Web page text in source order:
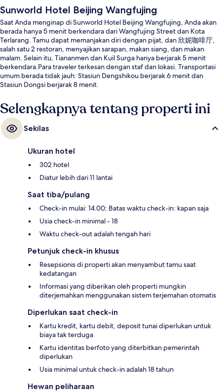
Sunworld Hotel Beijing Wangfujing
Saat Anda menginap di Sunworld Hotel Beijing Wangfujing, Anda akan
berada hanya 5 menit berkendara dari Wangfujing Street dan Kota
Terlarang. Tamu dapat memanjakan diri dengan pijat, dan 欣妮咖啡厅,
salah satu 2 restoran, menyajikan sarapan, makan siang, dan makan
malam. Selain itu, Tiananmen dan Kuil Surga hanya berjarak 5 menit
berkendara.Para traveler terkesan dengan staf dan lokasi. Transportasi
umum berada tidak jauh: Stasiun Dengshikou berjarak 6 menit dan
Stasiun Dongsi berjarak 8 menit.
Selengkapnya tentang properti ini
Sekilas
Ukuran hotel
302 hotel
Diatur lebih dari 11 lantai
Saat tiba/pulang
Check-in mulai: 14.00; Batas waktu check-in: kapan saja
Usia check-in minimal - 18
Waktu check-out adalah tengah hari
Petunjuk check-in khusus
Resepsionis di properti akan menyambut tamu saat
kedatangan
Informasi yang diberikan oleh properti mungkin
diterjemahkan menggunakan sistem terjemahan otomatis
Diperlukan saat check-in
Kartu kredit, kartu debit, deposit tunai diperlukan untuk
biaya tak terduga
Kartu identitas berfoto yang diterbitkan pemerintah
diperlukan
Usia minimal untuk check-in adalah 18 tahun
Hewan peliharaan